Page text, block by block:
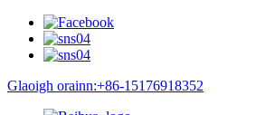
Glaoigh orainn:+86-15176918352